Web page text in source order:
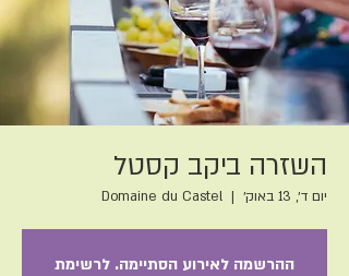
השזרה ביקב קסטל
יום ד׳, 13 באוק׳
  |
Domaine du Castel
ההרשמה לאירוע הסתיימה. לרשימת